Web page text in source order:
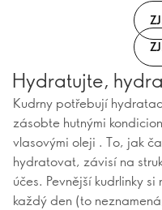
Hydratujte,
Kudrny potřebují
zásobte hutnými
vlasovými oleji . To, jak
hydratovat, závisí na
účes. Pevnější kudrlinky
každý den (to